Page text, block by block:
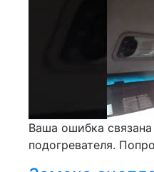
Ваша ошибка
подогревателя.